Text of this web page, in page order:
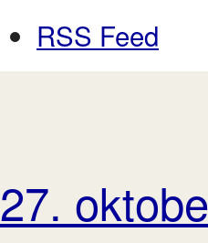
RSS Feed
27.